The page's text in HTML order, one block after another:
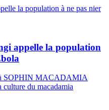
appelle la population